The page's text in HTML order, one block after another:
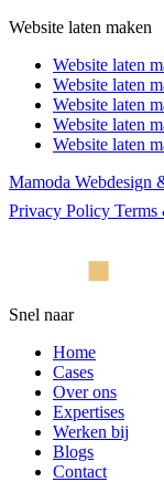
Website laten maken
Website laten
Website laten
Website laten
Website laten
Website laten
Mamoda Webdesign
Privacy Policy Terms
Snel naar
Home
Cases
Over ons
Expertises
Werken bij
Blogs
Contact